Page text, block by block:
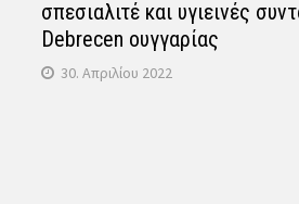
σπεσιαλιτέ και υγιεινές
Debrecen ουγγαρίας
30. Απριλίου 2022